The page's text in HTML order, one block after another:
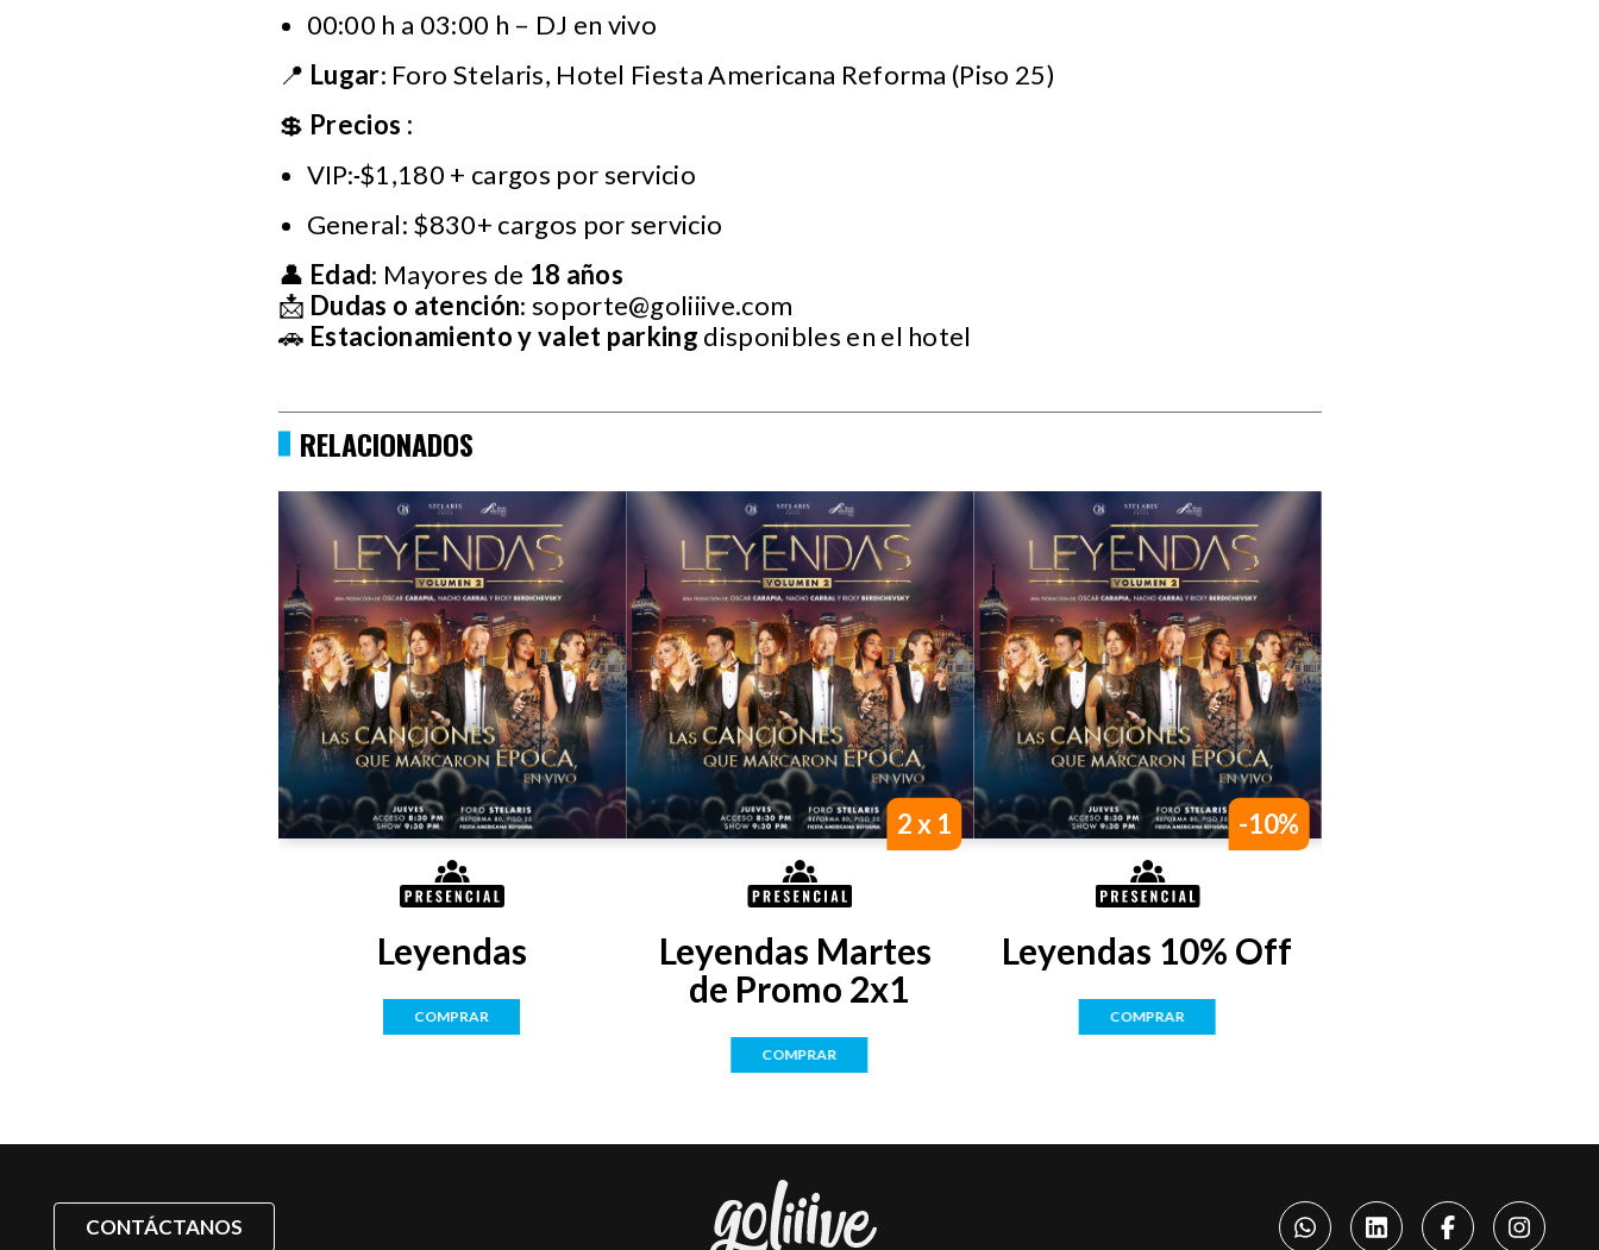
00:00 h a 03:00 h – DJ en vivo
📍 Lugar: Foro Stelaris, Hotel Fiesta Americana Reforma (Piso 25)
💲 Precios :
VIP:$1,180 + cargos por servicio
General: $830+ cargos por servicio
👤 Edad: Mayores de 18 años
📩 Dudas o atención: soporte@goliiive.com
🚗 Estacionamiento y valet parking disponibles en el hotel
RELACIONADOS
Leyendas
COMPRAR
2 x 1
Leyendas Martes
de Promo 2x1
COMPRAR
-10%
Leyendas 10% Off
COMPRAR
CONTÁCTANOS